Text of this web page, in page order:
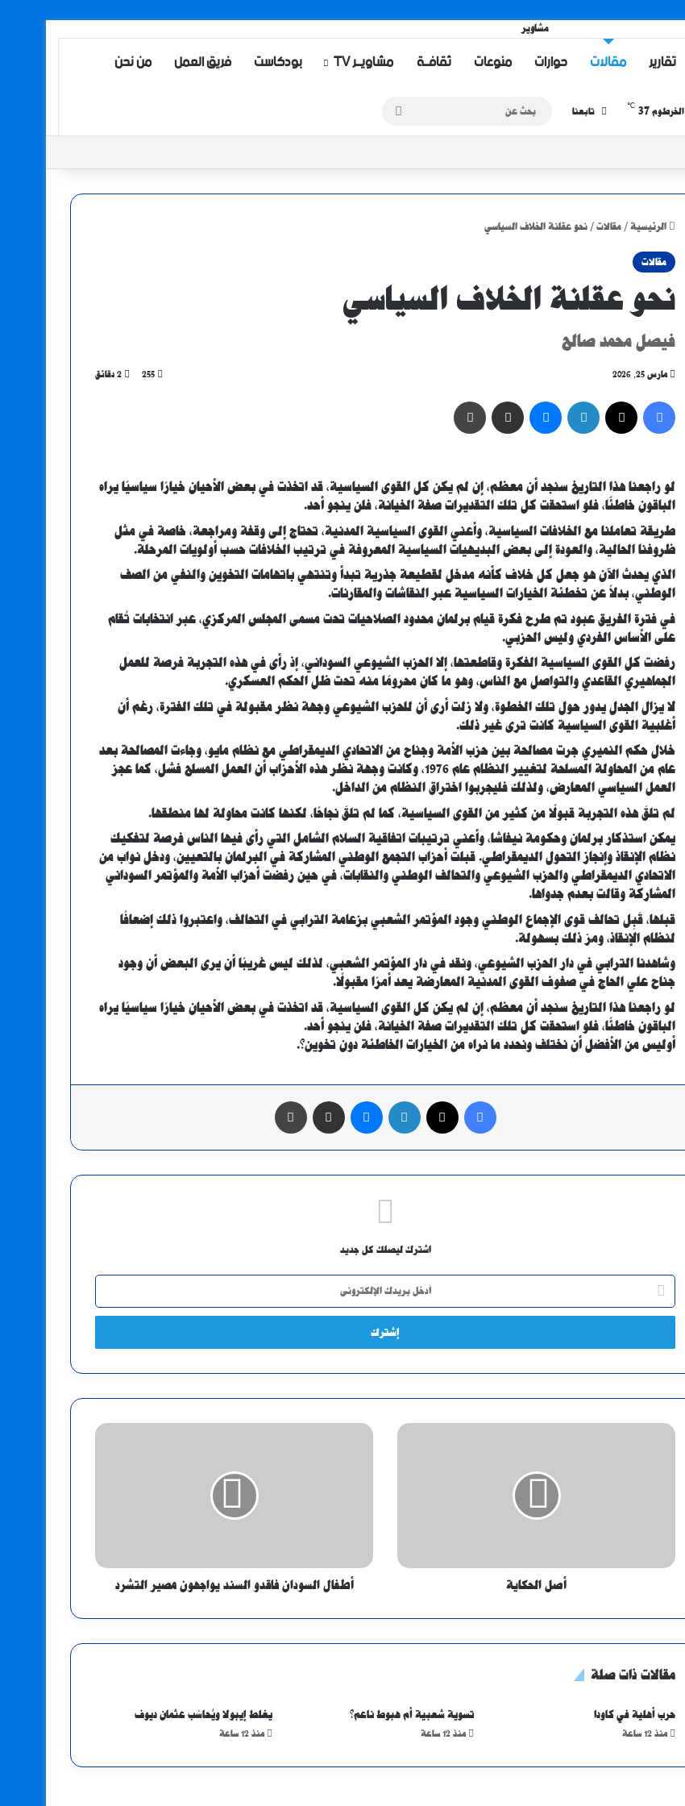
تقارير مقالات حوارات منوعات ثقافــة مشاويــر TV بودكاست فريق العمل من نحن
الخرطوم 37
℃
تابعنا
عن
الرئيسية / مقالات / نحو عقلنة الخلاف السياسي
مقالات
نحو عقلنة الخلاف السياسي
فيصل محمد صالح
مارس 25, 2026 255
فيسبوك لينكدإن ماسنجر مشاركة عبر البريد
لو راجعنا هذا التاريخ سنجد أن معظم، إن لم يكن كل القوى السياسية، قد اتخذت في بعض الأحيان خيارًا سياسيًا يراه
الباقون خاطئًا، فلو استحقت كل تلك التقديرات صفة الخيانة، فلن ينجو أحد.
طريقة تعاملنا مع الخلافات السياسية، وأعني القوى السياسية المدنية، تحتاج إلى وقفة ومراجعة، خاصة في مثل
ظروفنا الحالية، والعودة إلى بعض البديهيات السياسية المعروفة في ترتيب الخلافات حسب أولويات المرحلة.
الذي يحدث الآن هو جعل كل خلاف كأنه مدخل لقطيعة جذرية تبدأ وتنتهي باتهامات التخوين والنفي من الصف
الوطني، بدلاً عن تخطئة الخيارات السياسية عبر النقاشات والمقارنات.
في فترة الفريق عبود تم طرح فكرة قيام برلمان محدود الصلاحيات تحت مسمى المجلس المركزي، عبر انتخابات تُقام
على الأساس الفردي وليس الحزبي.
رفضت كل القوى السياسية الفكرة وقاطعتها، إلا الحزب الشيوعي السوداني، إذ رأى في هذه التجربة فرصة للعمل
الجماهيري القاعدي والتواصل مع الناس، وهو ما كان محرومًا منه تحت ظل الحكم العسكري.
لا يزال الجدل يدور حول تلك الخطوة، ولا زلت أرى أن للحزب الشيوعي وجهة نظر مقبولة في تلك الفترة، رغم أن
أغلبية القوى السياسية كانت ترى غير ذلك.
خلال حكم النميري جرت مصالحة بين حزب الأمة وجناح من الاتحادي الديمقراطي مع نظام مايو، وجاءت المصالحة بعد
عام من المحاولة المسلحة لتغيير النظام عام 1976، وكانت وجهة نظر هذه الأحزاب أن العمل المسلح فشل، كما عجز
العمل السياسي المعارض، ولذلك فليجربوا اختراق النظام من الداخل.
لم تلقَ هذه التجربة قبولًا من كثير من القوى السياسية، كما لم تلقَ نجاحًا، لكنها كانت محاولة لها منطقها.
يمكن استذكار برلمان وحكومة نيفاشا، وأعني ترتيبات اتفاقية السلام الشامل التي رأى فيها الناس فرصة لتفكيك
نظام الإنقاذ وإنجاز التحول الديمقراطي. قبلت أحزاب التجمع الوطني المشاركة في البرلمان بالتعيين، ودخل نواب من
الاتحادي الديمقراطي والحزب الشيوعي والتحالف الوطني والنقابات، في حين رفضت أحزاب الأمة والمؤتمر السوداني
المشاركة وقالت بعدم جدواها.
قبلها، قَبِل تحالف قوى الإجماع الوطني وجود المؤتمر الشعبي بزعامة الترابي في التحالف، واعتبروا ذلك إضعافًا
لنظام الإنقاذ، ومرّ ذلك بسهولة.
وشاهدنا الترابي في دار الحزب الشيوعي، ونقد في دار المؤتمر الشعبي، لذلك ليس غريبًا أن يرى البعض أن وجود
جناح علي الحاج في صفوف القوى المدنية المعارضة يعد أمرًا مقبولًا.
لو راجعنا هذا التاريخ سنجد أن معظم، إن لم يكن كل القوى السياسية، قد اتخذت في بعض الأحيان خيارًا سياسيًا يراه
الباقون خاطئًا، فلو استحقت كل تلك التقديرات صفة الخيانة، فلن ينجو أحد.
أوليس من الأفضل أن نختلف ونحدد ما نراه من الخيارات الخاطئة دون تخوين؟.
فيسبوك لينكدإن ماسنجر مشاركة عبر البريد
اشترك ليصلك كل جديد
أدخل
بريدك
الإلكتروني
أصل الحكاية أطفال السودان فاقدو السند يواجهون مصير التشرد
مقالات ذات صلة
حرب أهلية في كاودا
منذ 12 ساعة
تسوية شعبية أم هبوط ناعم؟
منذ 12 ساعة
يغلط إيبولا ويُحاسَب عثمان ديوف
منذ 12 ساعة